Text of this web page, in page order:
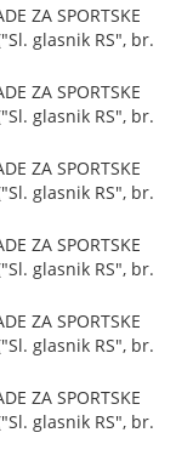
ZA SPORTSKE
glasnik RS", br.
ZA SPORTSKE
glasnik RS", br.
ZA SPORTSKE
glasnik RS", br.
ZA SPORTSKE
glasnik RS", br.
ZA SPORTSKE
glasnik RS", br.
ZA SPORTSKE
glasnik RS", br.